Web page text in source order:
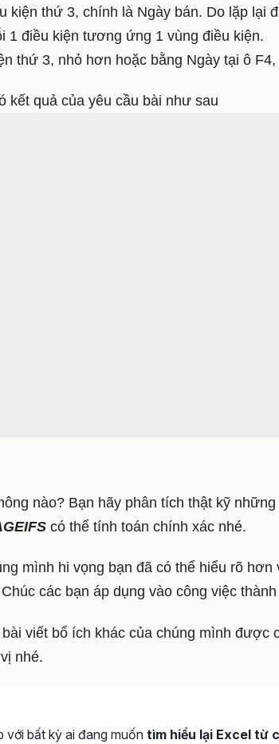
kiện thứ 3, chính là Ngày bán. Do lặp lại
1 điều kiện tương ứng 1 vùng điều kiện.
thứ 3, nhỏ hơn hoặc bằng Ngày tại ô
kết quả của yêu cầu bài như sau
nào? Bạn hãy phân tích thật kỹ
có thể tính toán chính xác nhé.
mình hi vọng bạn đã có thể hiểu rõ
các bạn áp dụng vào công việc
viết bổ ích khác của chúng mình được
nhé.
với bất kỳ ai đang muốn tìm hiểu lại Excel từ